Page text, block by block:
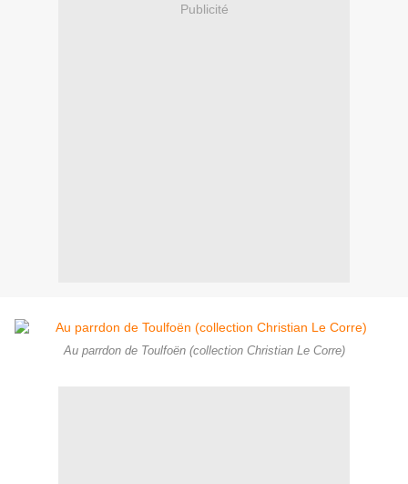
Publicité
Au parrdon de Toulfoën (collection Christian Le Corre)